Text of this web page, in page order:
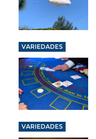
VARIEDADES
VARIEDADES